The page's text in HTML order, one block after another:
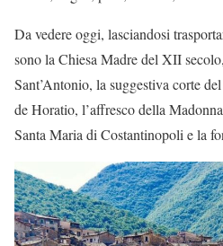
Da vedere oggi, lasciandosi
sono la Chiesa Madre del XII
Sant’Antonio, la suggestiva corte
de Horatio, l’affresco della
Santa Maria di Costantinopoli e la